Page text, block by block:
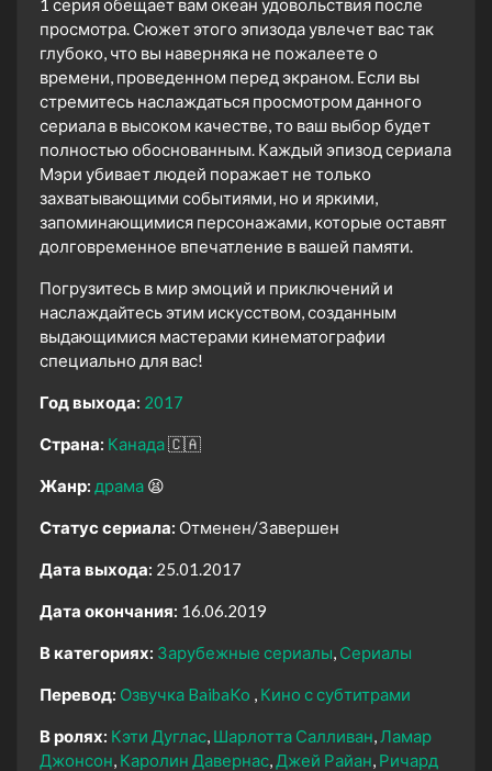
просмотра. Сюжет этого эпизода увлечет вас так
глубоко, что вы наверняка не пожалеете о
времени, проведенном перед экраном. Если вы
стремитесь наслаждаться просмотром данного
сериала в высоком качестве, то ваш выбор будет
полностью обоснованным. Каждый эпизод сериала
Мэри убивает людей поражает не только
захватывающими событиями, но и яркими,
запоминающимися персонажами, которые оставят
долговременное впечатление в вашей памяти.
Погрузитесь в мир эмоций и приключений и
наслаждайтесь этим искусством, созданным
выдающимися мастерами кинематографии
специально для вас!
Год выхода: 2017
Страна: Канада🇨🇦
Жанр: драма 😫
Статус сериала: Отменен/Завершен
Дата выхода: 25.01.2017
Дата окончания: 16.06.2019
В категориях: Зарубежные сериалы Сериалы
Перевод: Озвучка BaibaKo Кино с субтитрами
В ролях: Кэти Дуглас Шарлотта Салливан Ламар
Джонсон Каролин Давернас Джей Райан Ричард